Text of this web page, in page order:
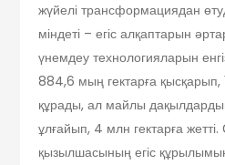
жүйелі трансформациядан
міндеті – егіс алқаптарын
үнемдеу технологияларын
884,6 мың гектарға қысқарып,
құрады, ал майлы
ұлғайып, 4 млн гектарға
қызылшасының егіс